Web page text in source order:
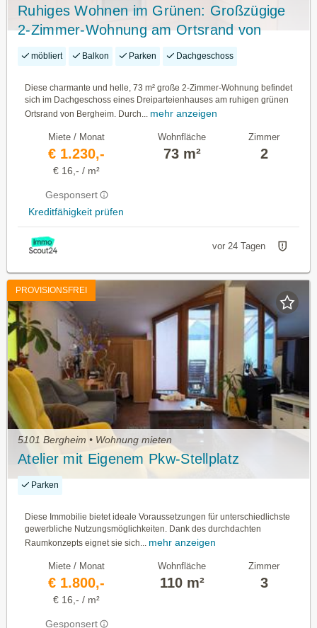
Ruhiges Wohnen im Grünen: Großzügige
2-Zimmer-Wohnung am Ortsrand von
Bergheim
möbliert Balkon Parken Dachgeschoss
Diese charmante und helle, 73 m² große 2-Zimmer-Wohnung befindet
sich im Dachgeschoss eines Dreiparteienhauses am ruhigen grünen
Ortsrand von Bergheim. Durch... mehr anzeigen
Miete / Monat
€ 1.230,-
€ 16,- / m²
Gesponsert
Kreditfähigkeit prüfen
Wohnfläche
73 m²
Zimmer
2
vor 24 Tagen
PROVISIONSFREI
5101 Bergheim • Wohnung mieten
Atelier mit Eigenem Pkw-Stellplatz
Parken
Diese Immobilie bietet ideale Voraussetzungen für unterschiedlichste
gewerbliche Nutzungsmöglichkeiten. Dank des durchdachten
Raumkonzepts eignet sie sich...
mehr anzeigen
Miete / Monat
€ 1.800,-
€ 16,- / m²
Gesponsert
Wohnfläche
110 m²
Zimmer
3